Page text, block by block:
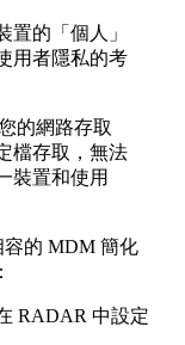
置的「個人」
用者隱私的考
的網路存取
檔存取，無法
裝置和使用
容的 MDM 簡化
RADAR 中設定